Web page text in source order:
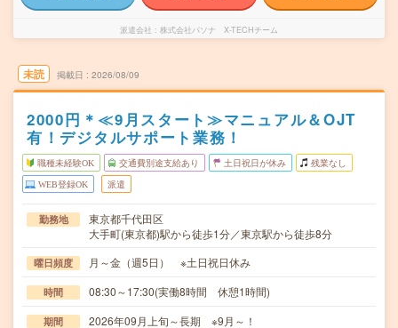
派遣会社 株式会社パソナ X-TECHチーム
未読 掲載日 2026/08/09
2000円＊≪9月スタート≫マニュアル＆OJT
有！デジタルサポート業務！
職種未経験OK 交通費別途支給あり 土日祝日が休み 残業なし
WEB登録OK 派遣
勤務地
東京都千代田区
大手町(東京都)駅から徒歩1分／東京駅から徒歩8分
曜日頻度 月～金（週5日） ※土日祝日休み
時間 08:30～17:30(実働8時間 休憩1時間)
期間 2026年09月上旬～長期 ※9月～！